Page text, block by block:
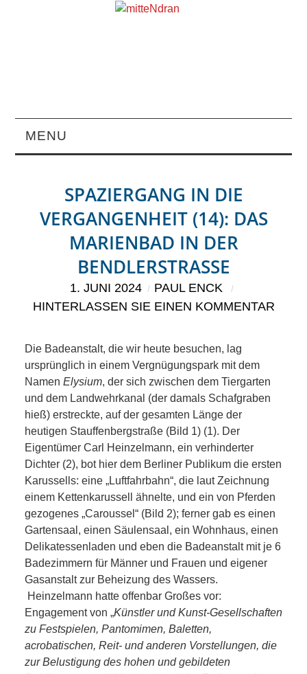
MENU
MAGAZIN
ÜBER UNS
RUBRIKEN
KIEK MA! /
MEINUNG
AUS DEM
KIEZ
GEWERBE
UND
GASTRONOMIE
KINDER,
HERANWACHSENDE,
SCHULE
KUNST
SPAZIERGANG IN DIE
VERGANGENHEIT (14): DAS
MARIENBAD IN DER
BENDLERSTRASSE
1. JUNI 2024
PAUL ENCK
HINTERLASSEN SIE EINEN KOMMENTAR
Die Badeanstalt, die wir heute besuchen, lag
ursprünglich in einem Vergnügungspark mit dem
Namen Elysium, der sich zwischen dem Tiergarten
und dem Landwehrkanal (der damals Schafgraben
hieß) erstreckte, auf der gesamten Länge der
heutigen Stauffenbergstraße (Bild 1) (1). Der
Eigentümer Carl Heinzelmann, ein verhinderter
Dichter (2), bot hier dem Berliner Publikum die ersten
Karussells: eine „Luftfahrbahn“, die laut Zeichnung
einem Kettenkarussell ähnelte, und ein von Pferden
gezogenes „Caroussel“ (Bild 2); ferner gab es einen
Gartensaal, einen Säulensaal, ein Wohnhaus, einen
Delikatessenladen und eben die Badeanstalt mit je 6
Badezimmern für Männer und Frauen und eigener
Gasanstalt zur Beheizung des Wassers.
Heinzelmann hatte offenbar Großes vor:
Engagement von „Künstler und Kunst-Gesellschaften
zu Festspielen, Pantomimen, Baletten,
acrobatischen, Reit- und anderen Vorstellungen, die
zur Belustigung des hohen und gebildeten